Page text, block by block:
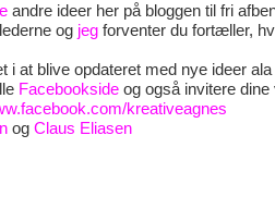
andre ideer her på bloggen til fri
og jeg forventer du fortæller,
i at blive opdateret med nye ideer
Facebookside og også invitere dine
kreativeagnes
og Claus Eliasen